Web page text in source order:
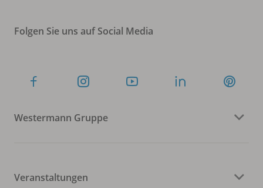
Folgen Sie uns auf Social Media
Westermann Gruppe
Veranstaltungen